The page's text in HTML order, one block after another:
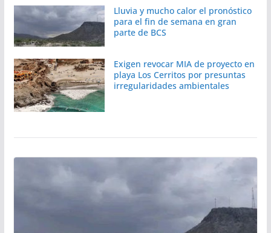
Lluvia y mucho calor el pronóstico
para el fin de semana en gran
parte de BCS
Exigen revocar MIA de proyecto en
playa Los Cerritos por presuntas
irregularidades ambientales